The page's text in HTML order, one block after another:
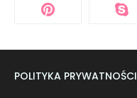
POLITYKA PRYWATNOŚCI